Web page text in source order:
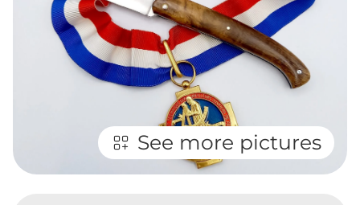
See more pictures